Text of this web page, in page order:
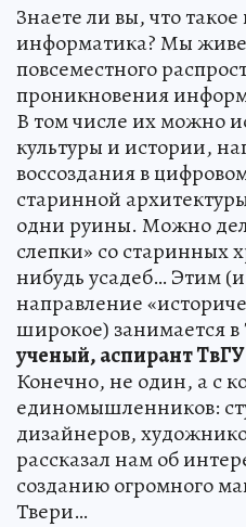
Знаете ли вы, что
информатика? Мы
повсеместного
проникновения
В том числе их можно
культуры и истории,
воссоздания в
старинной
одни руины. Можно
слепки» со старинных
нибудь усадеб… Этим
направление
широкое) занимается в
ученый, аспирант
Конечно, не один, а с
единомышленников:
дизайнеров,
рассказал нам об
созданию огромного
Твери…